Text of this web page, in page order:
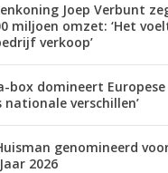
Joep Verbunt
miljoen omzet: ‘Het
verkoop’
box domineert
nationale verschillen’
genomineerd
2026